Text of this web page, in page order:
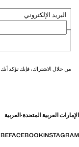
البريد الإلكتروني
من خلال الاشتراك، فإنك تؤكد
الإمارات العربية المتحدة·العربية
INSTAGRAM
FACEBOOK